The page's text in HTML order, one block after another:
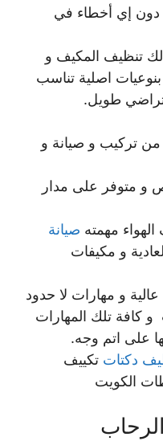
دون إي أخطاء في
تنظيف المكيف و
اصلية تناسب
طويل.
من تركيب و صيانة و
و متوفر على مدار
مهمته صيانة
و مكيفات
و مهارات لا حدود
كافة تلك المهارات
على اتم وجه.
دكتات تكييف
الكويت